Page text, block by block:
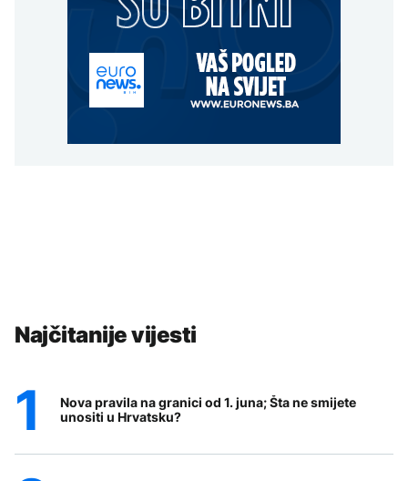
Najčitanije vijesti
Nova pravila na granici od 1. juna; Šta ne smijete
unositi u Hrvatsku?